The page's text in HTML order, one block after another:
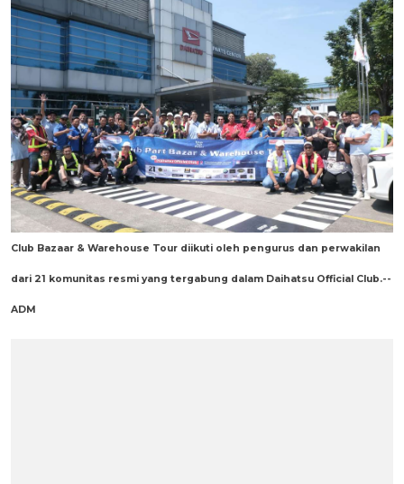
Club Bazaar & Warehouse Tour diikuti oleh pengurus dan perwakilan
dari 21 komunitas resmi yang tergabung dalam Daihatsu Official Club.--
ADM